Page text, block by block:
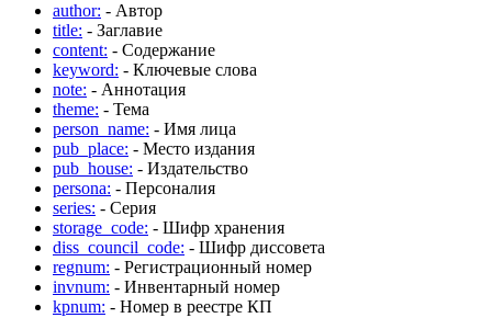
author: - Автор
title: - Заглавие
content: - Содержание
keyword: - Ключевые слова
note: - Аннотация
theme: - Тема
person_name: - Имя лица
pub_place: - Место издания
pub_house: - Издательство
persona: - Персоналия
series: - Серия
storage_code: - Шифр хранения
diss_council_code: - Шифр диссовета
regnum: - Регистрационный номер
invnum: - Инвентарный номер
kpnum: - Номер в реестре КП